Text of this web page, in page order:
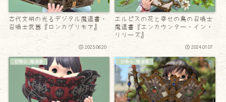
古代文明の光るデジタル魔道書・
召喚士武器『ロンカグリモア』
2023.06.20
エルピスの花と幸せの鳥の召喚士
魔道書『エンカウンター・イン・
リリーズ』
2024.01.07
召喚士-魔道書 召喚士-魔道書